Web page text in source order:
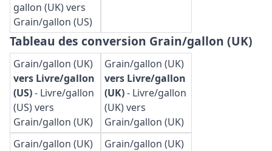
gallon (UK) vers
Grain/gallon (US)
Tableau des conversion Grain/gallon (UK)
Grain/gallon (UK)
vers Livre/gallon
(US)- Livre/gallon
(US) vers
Grain/gallon (UK)
Grain/gallon (UK)
vers Livre/gallon
(UK)- Livre/gallon
(UK) vers
Grain/gallon (UK)
Grain/gallon (UK)
Grain/gallon (UK)